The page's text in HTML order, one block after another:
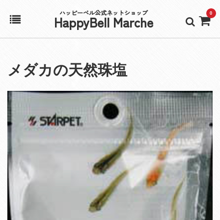
ハッピーベル公式ネットショップ
HappyBell Marche 0
アカウント
カート
メダカの天然珠塩